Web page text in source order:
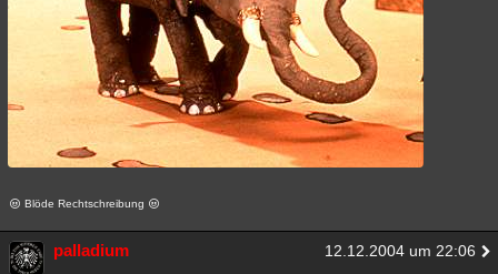
Blöde Rechtschreibung
palladium 12.12.2004 um 22:06